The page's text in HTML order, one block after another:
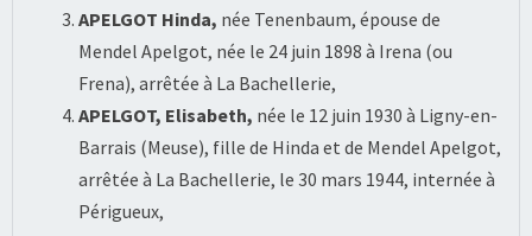
APELGOT Hinda, née Tenenbaum, épouse de
Mendel Apelgot, née le 24 juin 1898 à Irena (ou
Frena), arrêtée à La Bachellerie,
APELGOT, Elisabeth, née le 12 juin 1930 à Ligny-en-
Barrais (Meuse), fille de Hinda et de Mendel Apelgot,
arrêtée à La Bachellerie, le 30 mars 1944, internée à
Périgueux,